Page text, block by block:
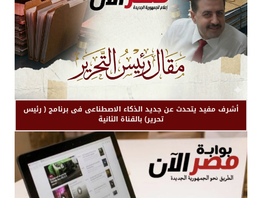
أشرف مفيد يتحدث عن جديد الذكاء الاصطناعى فى برنامج ( رئيس
تحرير) بالقناة الثانية